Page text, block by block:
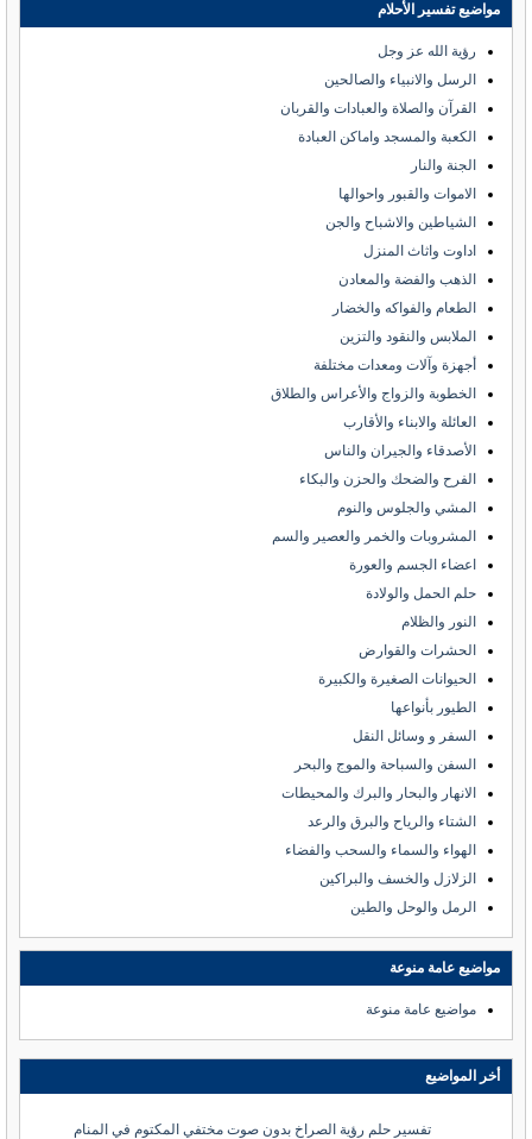
مواضيع تفسير الأحلام
رؤية الله عز وجل
الرسل والانبياء والصالحين
القرآن والصلاة والعبادات والقربان
الكعبة والمسجد واماكن العبادة
الجنة والنار
الاموات والقبور واحوالها
الشياطين والاشباح والجن
اداوت واثاث المنزل
الذهب والفضة والمعادن
الطعام والفواكه والخضار
الملابس والنقود والتزين
أجهزة وآلات ومعدات مختلفة
الخطوبة والزواج والأعراس والطلاق
العائلة والابناء والأقارب
الأصدقاء والجيران والناس
الفرح والضحك والحزن والبكاء
المشي والجلوس والنوم
المشروبات والخمر والعصير والسم
اعضاء الجسم والعورة
حلم الحمل والولادة
النور والظلام
الحشرات والقوارض
الحيوانات الصغيرة والكبيرة
الطيور بأنواعها
السفر و وسائل النقل
السفن والسباحة والموج والبحر
الانهار والبحار والبرك والمحيطات
الشتاء والرياح والبرق والرعد
الهواء والسماء والسحب والفضاء
الزلازل والخسف والبراكين
الرمل والوحل والطين
مواضيع عامة منوعة
مواضيع عامة منوعة
أخر المواضيع
تفسير حلم رؤية الصراخ بدون صوت مختفي المكتوم في المنام